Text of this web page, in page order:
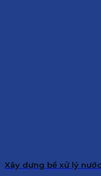
Xây dựng bể xử lý